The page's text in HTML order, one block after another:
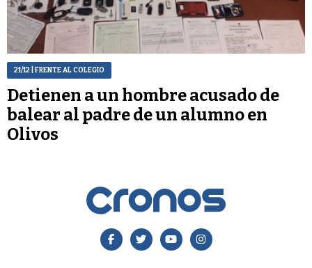
21/12 | FRENTE AL COLEGIO
Detienen a un hombre acusado de
balear al padre de un alumno en
Olivos